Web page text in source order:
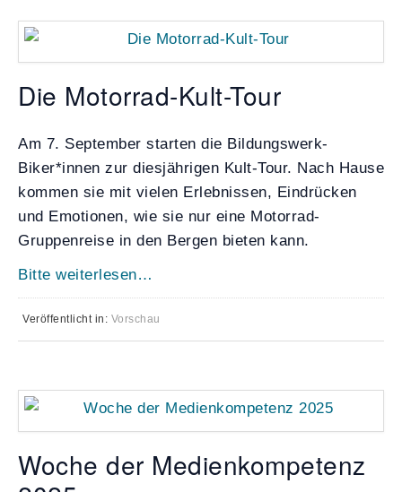
Die Motorrad-Kult-Tour
Am 7. September starten die Bildungswerk-
Biker*innen zur diesjährigen Kult-Tour. Nach Hause
kommen sie mit vielen Erlebnissen, Eindrücken
und Emotionen, wie sie nur eine Motorrad-
Gruppenreise in den Bergen bieten kann.
Bitte weiterlesen…
Veröffentlicht in: Vorschau
Woche der Medienkompetenz